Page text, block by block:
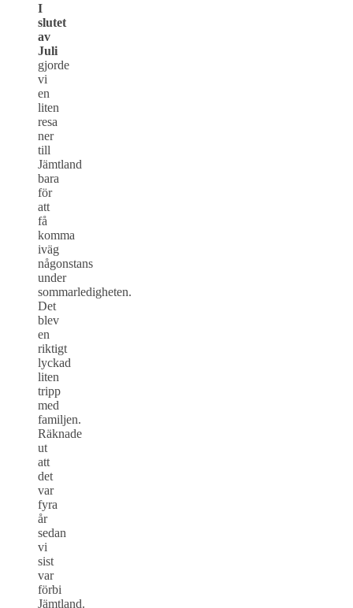
I
slutet
av
Juli
gjorde
vi
en
liten
resa
ner
till
Jämtland
bara
för
att
få
komma
iväg
någonstans
under
sommarledigheten.
Det
blev
en
riktigt
lyckad
liten
tripp
med
familjen.
Räknade
ut
att
det
var
fyra
år
sedan
vi
sist
var
förbi
Jämtland.